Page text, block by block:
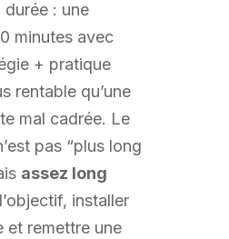
: une
minutes avec
+ pratique
rentable qu’une
mal cadrée. Le
pas “plus long
assez long
installer
et remettre une